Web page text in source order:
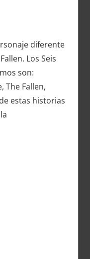
diferente
Los Seis
son:
The Fallen,
estas historias